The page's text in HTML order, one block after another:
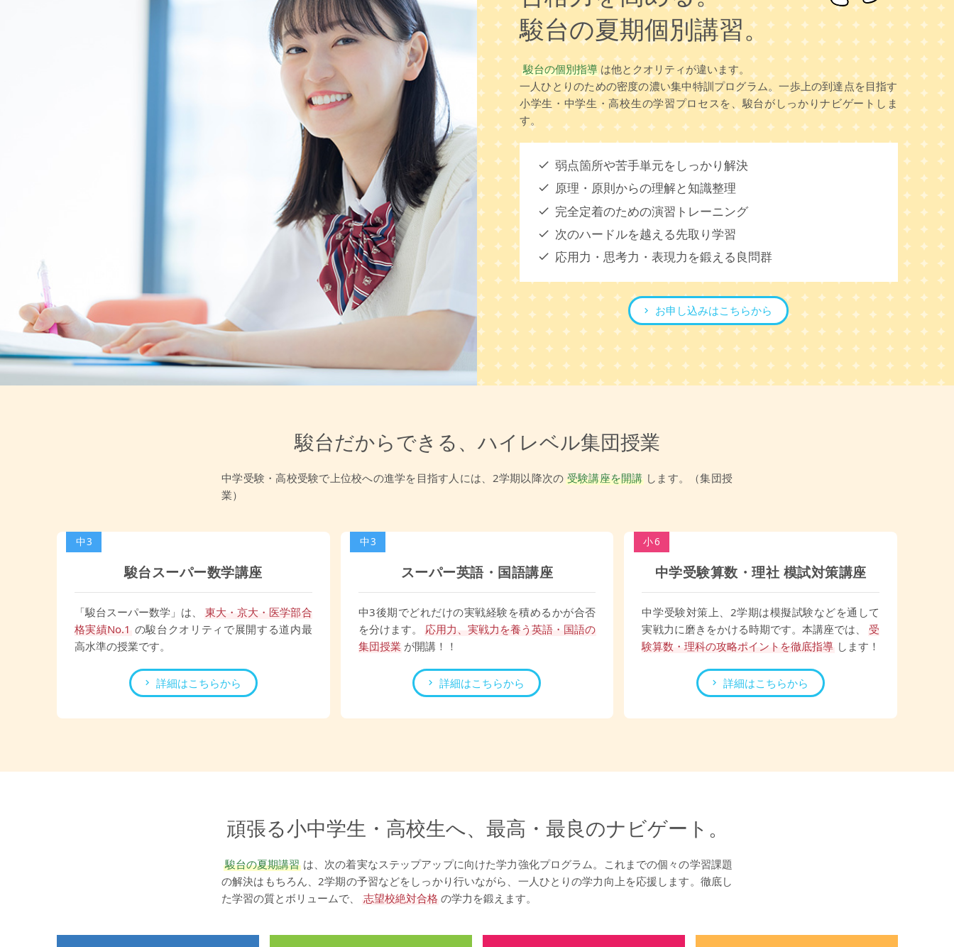
駿台の夏期個別講習。
駿台の個別指導 は他とクオリティが違います。
一人ひとりのための密度の濃い集中特訓プログラム。一歩上の到達点を目指す
小学生・中学生・高校生の学習プロセスを、駿台がしっかりナビゲートしま
す。
弱点箇所や苦手単元をしっかり解決
原理・原則からの理解と知識整理
完全定着のための演習トレーニング
次のハードルを越える先取り学習
応用力・思考力・表現力を鍛える良問群
お申し込みはこちらから
駿台だからできる、ハイレベル集団授業
中学受験・高校受験で上位校への進学を目指す人には、2学期以降次の 受験講座を開講 します。（集団授
業）
中3
駿台スーパー数学講座
「駿台スーパー数学」は、
東大・京大・医学部合
格実績No.1 の駿台クオリティで展開する道内最
高水準の授業です。
詳細はこちらから
中3
スーパー英語・国語講座
中3後期でどれだけの実戦経験を積めるかが合否
を分けます。
応用力、実戦力を養う英語・国語の
集団授業 が開講！！
詳細はこちらから
小6
中学受験算数・理社 模試対策講座
中学受験対策上、2学期は模擬試験などを通して
実戦力に磨きをかける時期です。本講座では、
受
験算数・理科の攻略ポイントを徹底指導 します！
詳細はこちらから
頑張る小中学生・高校生へ、 最高・最良のナビゲート。
駿台の夏期講習 は、次の着実なステップアップに向けた学力強化プログラム。これまでの個々の学習課題
の解決はもちろん、2学期の予習などをしっかり行いながら、一人ひとりの学力向上を応援します。徹底し
た学習の質とボリュームで、
志望校絶対合格 の学力を鍛えます。